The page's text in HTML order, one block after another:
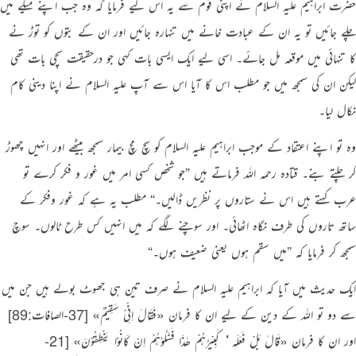
حضرت ابراہیم علیہ السلام نے اپنی قوم سے یہ اس لیے فرمایا کہ وہ جب اپنے میلے میں
چلے جائیں تو یہ ان کے عبادت خانے میں تنہارہ جائیں اور ان کے بتوں کو توڑ نے
کا تنہائی میں موقعہ مل جائے۔ اسی لیے ایک ایسی بات کہی جو درحقیقت سچی بات تھی
لیکن ان کی سمجھ میں جو مطلب اس کا آیا اس سے آپ علیہ السلام نے اپنا دینی کام
نکال لیا۔
وہ تو اپنے اعتقاد کے موجب ابراہیم علیہ السلام کو سچ مچ بیمار سمجھ بیٹھے اور انہیں چھوڑ
کر چلتے بنے۔ قتادہ رحمہ اللہ فرماتے ہیں ”جو شخص کسی امر میں غور و فکر کرے تو
عرب کہتے ہیں اس نے ستاروں پر نظریں ڈالیں۔‏“مطلب یہ ہے کہ غور وفکر کے
ساتھ تاروں کی طرف نگاہ اٹھائی۔ اور سوچنے لگے کہ میں انہیں کس طرح ٹالوں۔ سوچ
سمجھ کر فرمایا کہ ”میں سقم ہوں یعنی ضعیف ہوں۔‏“
ایک حدیث میں آیا کہ ابراہیم علیہ السلام نے صرف تین ہی جھوٹ بولے ہیں جن میں
سے دو تو اللہ کے دین کے لیے ان کا فرمان «فَقَالَ اِنِّىْ سَقِيْمٌ» [37-الصافات:89]
اور ان کا فرمان «‏قَالَ بَلْ فَعَلَه ٗٗ كَبِيْرُهُمْ ھٰذَا فَسْـَٔــلُوْهُمْ اِنْ كَانُوْا يَنْطِقُوْنَ» [21-